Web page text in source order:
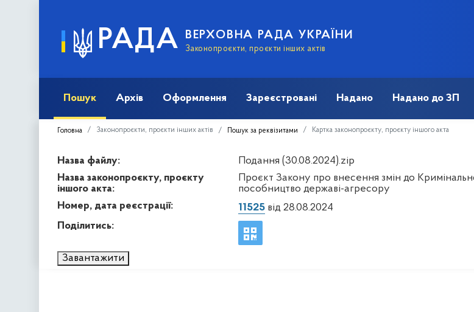
РАДА ВЕРХОВНА РАДА УКРАЇНИ
Законопроєкти, проєкти інших актів
Пошук Архів Оформлення Зареєстровані Надано Надано до ЗП
Головна Законопроєкти, проєкти інших актів Пошук за реквізитами Картка законопроєкту, проєкту іншого акта
Назва файлу:
Подання (30.08.2024).zip
Назва законопроєкту, проєкту
іншого акта:
Проєкт Закону про внесення змін до
пособництво державі-агресору
Номер, дата реєстрації:
11525від 28.08.2024
Поділитись:
Завантажити